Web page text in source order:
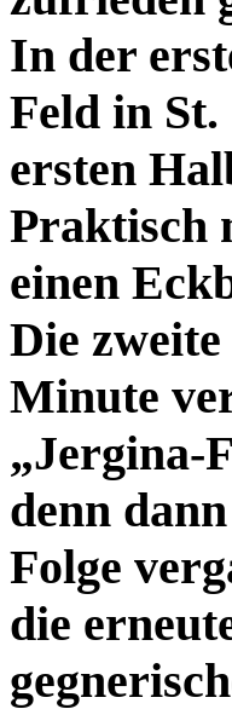
In der
Feld in
ersten
Praktisch
einen
Die
Minute
„Jergina-
denn
Folge
die